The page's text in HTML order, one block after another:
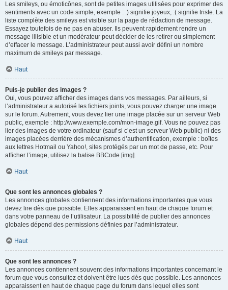
Les smileys, ou émoticônes, sont de petites images utilisées pour exprimer des
sentiments avec un code simple, exemple : :) signifie joyeux, :( signifie triste. La
liste complète des smileys est visible sur la page de rédaction de message.
Essayez toutefois de ne pas en abuser. Ils peuvent rapidement rendre un
message illisible et un modérateur peut décider de les retirer ou simplement
d’effacer le message. L’administrateur peut aussi avoir défini un nombre
maximum de smileys par message.
Haut
Puis-je publier des images ?
Oui, vous pouvez afficher des images dans vos messages. Par ailleurs, si
l’administrateur a autorisé les fichiers joints, vous pouvez charger une image
sur le forum. Autrement, vous devez lier une image placée sur un serveur Web
public, exemple : http://www.exemple.com/mon-image.gif. Vous ne pouvez pas
lier des images de votre ordinateur (sauf si c’est un serveur Web public) ni des
images placées derrière des mécanismes d’authentification, exemple : boîtes
aux lettres Hotmail ou Yahoo!, sites protégés par un mot de passe, etc. Pour
afficher l’image, utilisez la balise BBCode [img].
Haut
Que sont les annonces globales ?
Les annonces globales contiennent des informations importantes que vous
devez lire dès que possible. Elles apparaissent en haut de chaque forum et
dans votre panneau de l’utilisateur. La possibilité de publier des annonces
globales dépend des permissions définies par l’administrateur.
Haut
Que sont les annonces ?
Les annonces contiennent souvent des informations importantes concernant le
forum que vous consultez et doivent être lues dès que possible. Les annonces
apparaissent en haut de chaque page du forum dans lequel elles sont